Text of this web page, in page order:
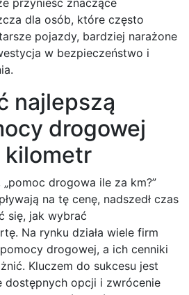
dla osób, które często
pojazdy, bardziej narażone
w bezpieczeństwo i
najlepszą
drogowej
kilometr
drogowa ile za km?”
na tę cenę, nadszedł czas
się, jak wybrać
Na rynku działa wiele firm
drogowej, a ich cenniki
Kluczem do sukcesu jest
dostępnych opcji i zwrócenie